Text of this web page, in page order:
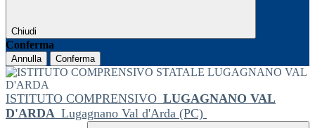
Chiudi
Conferma
Annulla Conferma
ISTITUTO COMPRENSIVO LUGAGNANO VAL
D'ARDA Lugagnano Val d'Arda (PC)